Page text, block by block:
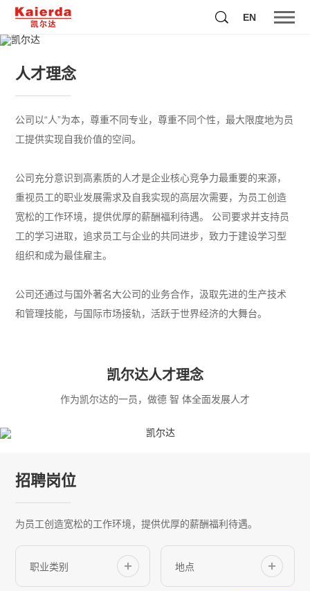
EN
人才理念
公司以“人”为本，尊重不同专业，尊重不同个性，最大限度地为员
工提供实现自我价值的空间。
公司充分意识到高素质的人才是企业核心竞争力最重要的来源，
重视员工的职业发展需求及自我实现的高层次需要，为员工创造
宽松的工作环境，提供优厚的薪酬福利待遇。 公司要求并支持员
工的学习进取，追求员工与企业的共同进步，致力于建设学习型
组织和成为最佳雇主。
公司还通过与国外著名大公司的业务合作，汲取先进的生产技术
和管理技能，与国际市场接轨，活跃于世界经济的大舞台。
凯尔达人才理念
作为凯尔达的一员，做德 智 体全面发展人才
招聘岗位
为员工创造宽松的工作环境，提供优厚的薪酬福利待遇。